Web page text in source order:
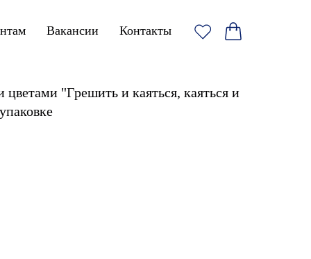
Вакансии Контакты
"Грешить и каяться, каяться и